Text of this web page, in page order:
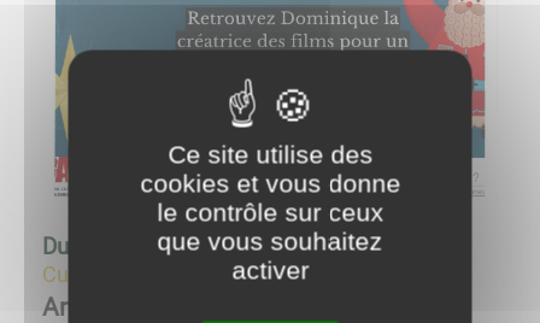
Du 16/12/23 à 16:30 au16/12/23 à 18:30
Culture & Loisirs
Animation de fin d'année
Ce site utilise des
cookies et vous donne
le contrôle sur ceux
que vous souhaitez
activer